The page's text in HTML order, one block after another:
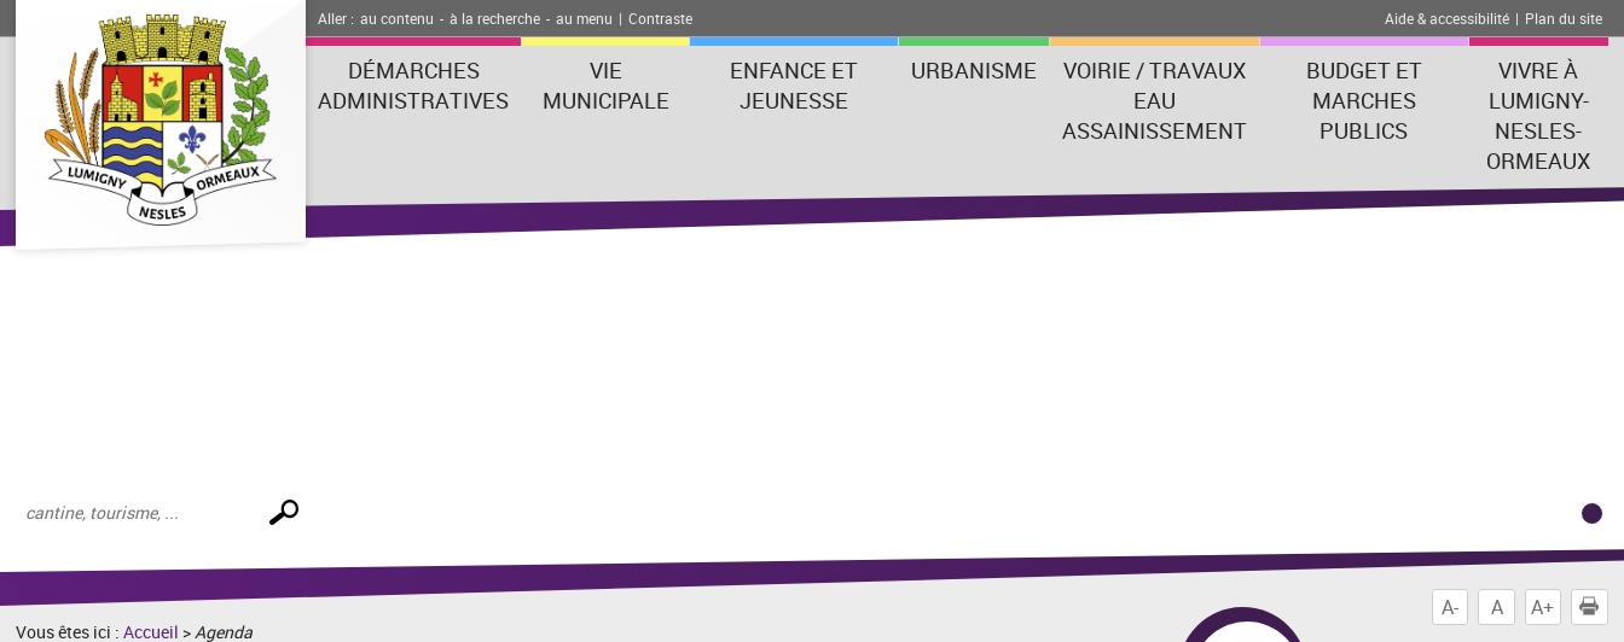
Aller : au contenu - à la recherche - au menu | Contraste Aide & accessibilité | Plan du site
DÉMARCHES
ADMINISTRATIVES
VIE
MUNICIPALE
ENFANCE ET
JEUNESSE
URBANISME
VOIRIE / TRAVAUX
EAU
ASSAINISSEMENT
BUDGET ET
MARCHES
PUBLICS
VIVRE À
LUMIGNY-
NESLES-
ORMEAUX
Effectuer
A- A A+
Vous êtes ici :Accueil >Agenda